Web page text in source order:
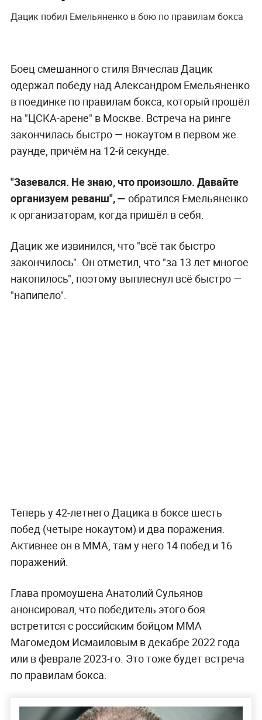
Дацик побил Емельяненко в бою по правилам бокса
Боец смешанного стиля Вячеслав Дацик
одержал победу над Александром Емельяненко
в поединке по правилам бокса, который прошёл
на "ЦСКА-арене" в Москве. Встреча на ринге
закончилась быстро — нокаутом в первом же
раунде, причём на 12-й секунде.
"Зазевался. Не знаю, что произошло. Давайте
организуем реванш", — обратился Емельяненко
к организаторам, когда пришёл в себя.
Дацик же извинился, что "всё так быстро
закончилось". Он отметил, что "за 13 лет многое
накопилось", поэтому выплеснул всё быстро —
"напипело".
Теперь у 42-летнего Дацика в боксе шесть
побед (четыре нокаутом) и два поражения.
Активнее он в ММА, там у него 14 побед и 16
поражений.
Глава промоушена Анатолий Сульянов
анонсировал, что победитель этого боя
встретится с российским бойцом ММА
Магомедом Исмаиловым в декабре 2022 года
или в феврале 2023-го. Это тоже будет встреча
по правилам бокса.